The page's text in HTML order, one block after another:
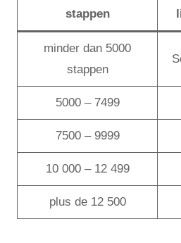
stappen
minder dan 5000
stappen
5000 – 7499
7500 – 9999
10 000 – 12 499
plus de 12 500